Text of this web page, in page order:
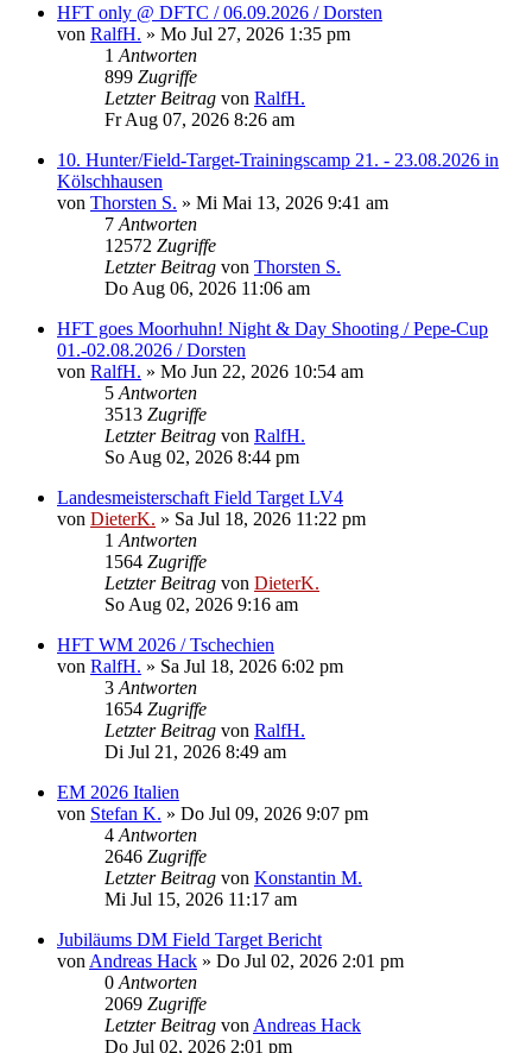
HFT only @ DFTC / 06.09.2026 / Dorsten
von RalfH. » Mo Jul 27, 2026 1:35 pm
1 Antworten
899 Zugriffe
Letzter Beitrag von RalfH.
Fr Aug 07, 2026 8:26 am
10. Hunter/Field-Target-Trainingscamp 21. - 23.08.2026 in
Kölschhausen
von Thorsten S. » Mi Mai 13, 2026 9:41 am
7 Antworten
12572 Zugriffe
Letzter Beitrag von Thorsten S.
Do Aug 06, 2026 11:06 am
HFT goes Moorhuhn! Night & Day Shooting / Pepe-Cup
01.-02.08.2026 / Dorsten
von RalfH. » Mo Jun 22, 2026 10:54 am
5 Antworten
3513 Zugriffe
Letzter Beitrag von RalfH.
So Aug 02, 2026 8:44 pm
Landesmeisterschaft Field Target LV4
von DieterK. » Sa Jul 18, 2026 11:22 pm
1 Antworten
1564 Zugriffe
Letzter Beitrag von DieterK.
So Aug 02, 2026 9:16 am
HFT WM 2026 / Tschechien
von RalfH. » Sa Jul 18, 2026 6:02 pm
3 Antworten
1654 Zugriffe
Letzter Beitrag von RalfH.
Di Jul 21, 2026 8:49 am
EM 2026 Italien
von Stefan K. » Do Jul 09, 2026 9:07 pm
4 Antworten
2646 Zugriffe
Letzter Beitrag von Konstantin M.
Mi Jul 15, 2026 11:17 am
Jubiläums DM Field Target Bericht
von Andreas Hack » Do Jul 02, 2026 2:01 pm
0 Antworten
2069 Zugriffe
Letzter Beitrag von Andreas Hack
Do Jul 02, 2026 2:01 pm